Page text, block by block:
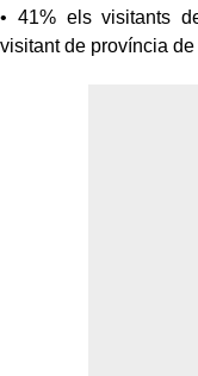
• 41% els visitants
visitant de província